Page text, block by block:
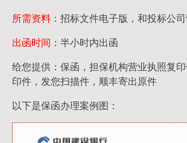
所需资料 ：招标文件电子版，和投标公
出函时间 ：半小时内出函
给您提供：保函，担保机构营业执照复
印件，发您扫描件，顺丰寄出原件
以下是保函办理案例图：